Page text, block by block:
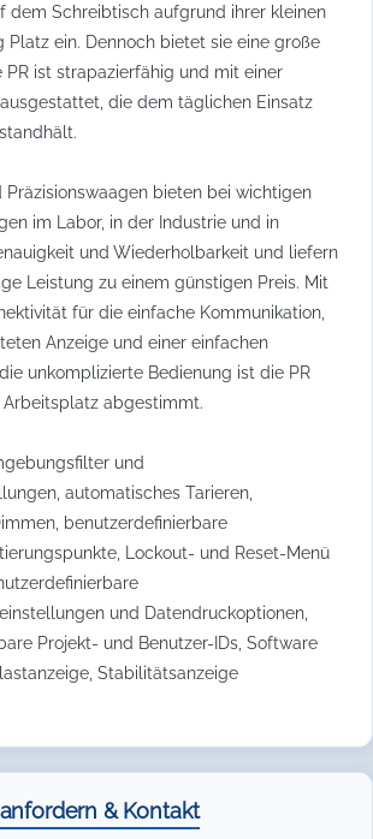
dem Schreibtisch aufgrund ihrer kleinen
Platz ein. Dennoch bietet sie eine große
PR ist strapazierfähig und mit einer
die dem täglichen Einsatz
Präzisionswaagen bieten bei wichtigen
im Labor, in der Industrie und in
und Wiederholbarkeit und liefern
Leistung zu einem günstigen Preis. Mit
für die einfache Kommunikation,
Anzeige und einer einfachen
unkomplizierte Bedienung ist die PR
abgestimmt.
und
automatisches Tarieren,
benutzerdefinierbare
Lockout- und Reset-Menü
und Datendruckoptionen,
Projekt- und Benutzer-IDs, Software
Stabilitätsanzeige
& Kontakt